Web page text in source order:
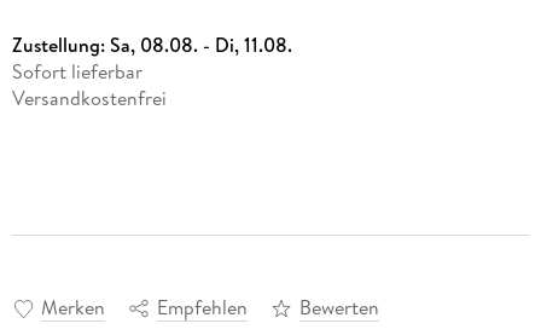
Zustellung:Sa, 08.08. - Di, 11.08.
Sofort lieferbar
Versandkostenfrei
Merken Empfehlen Bewerten